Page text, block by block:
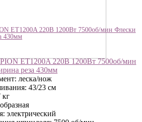
ET1200A 220В 1200Вт 7500об/мин Флески
430мм
ET1200A 220В 1200Вт 7500об/мин
реза 430мм
леска/нож
43/23 см
кг
электрический